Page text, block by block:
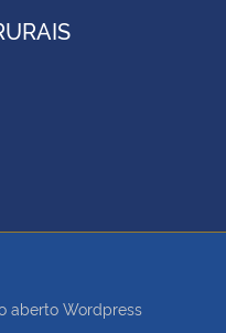
aberto Wordpress